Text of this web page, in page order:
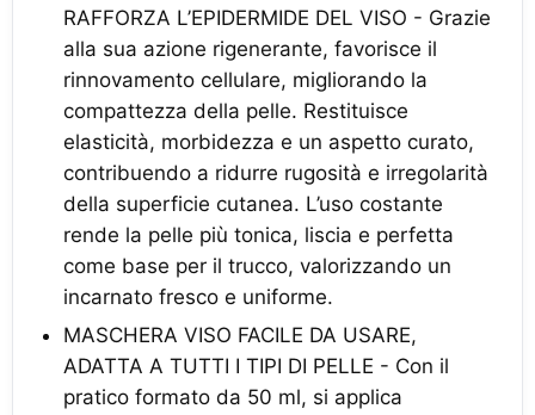
RAFFORZA L’EPIDERMIDE DEL VISO - Grazie
alla sua azione rigenerante, favorisce il
rinnovamento cellulare, migliorando la
compattezza della pelle. Restituisce
elasticità, morbidezza e un aspetto curato,
contribuendo a ridurre rugosità e irregolarità
della superficie cutanea. L’uso costante
rende la pelle più tonica, liscia e perfetta
come base per il trucco, valorizzando un
incarnato fresco e uniforme.
MASCHERA VISO FACILE DA USARE,
ADATTA A TUTTI I TIPI DI PELLE - Con il
pratico formato da 50 ml, si applica